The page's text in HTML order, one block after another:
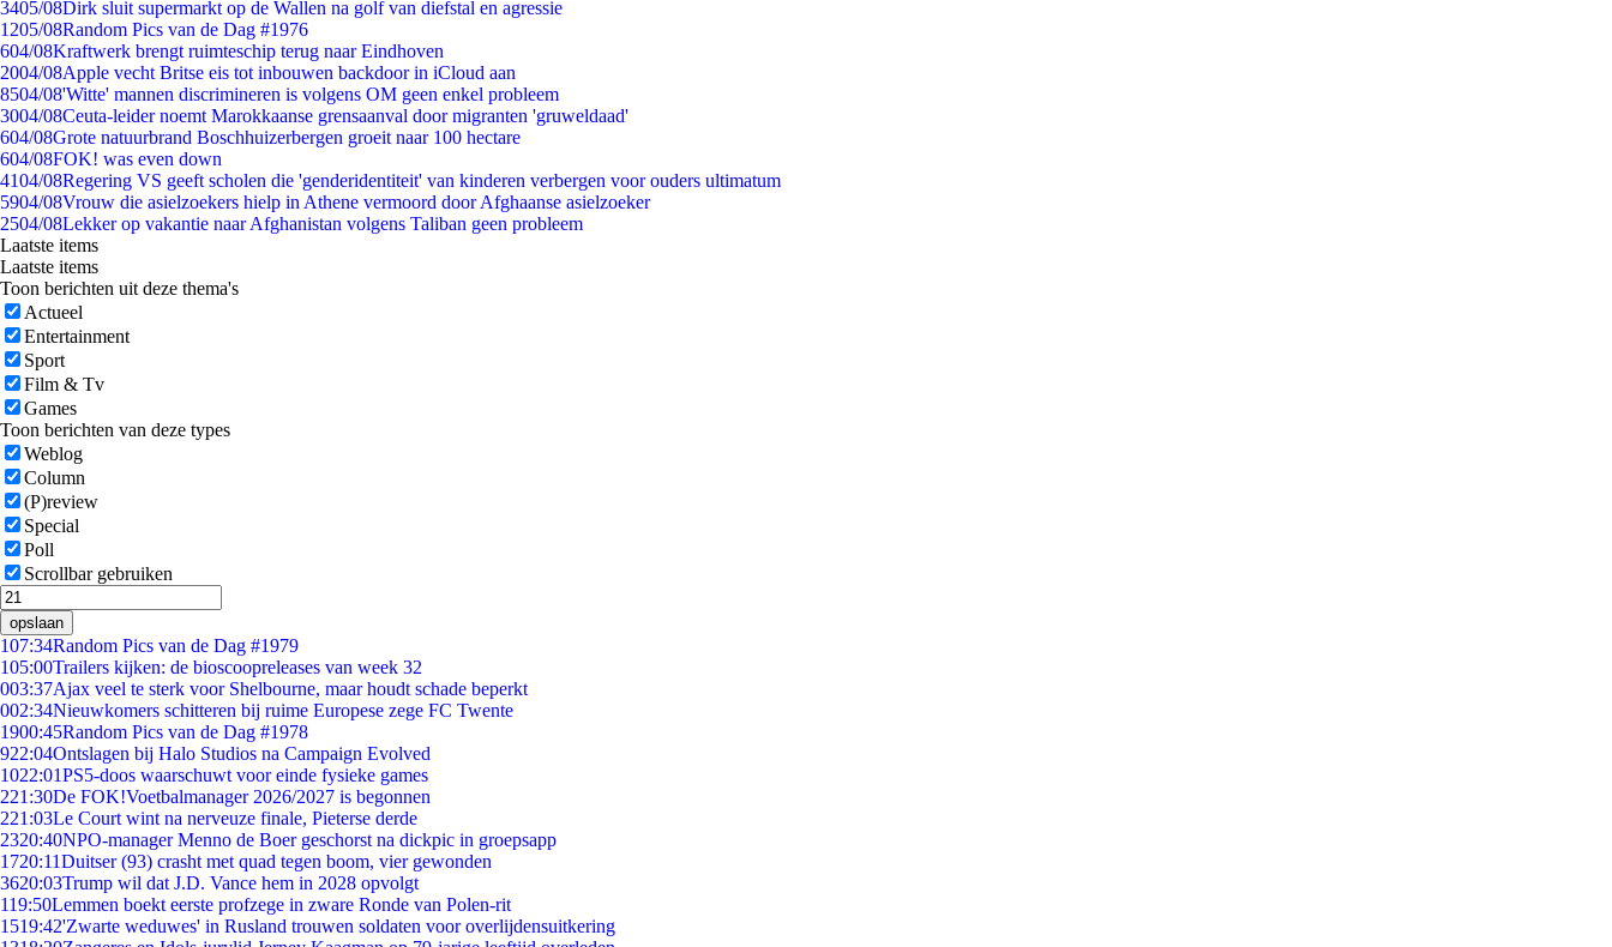
3405/08Dirk sluit supermarkt op de Wallen na golf van diefstal en agressie
1205/08Random Pics van de Dag #1976
604/08Kraftwerk brengt ruimteschip terug naar Eindhoven
2004/08Apple vecht Britse eis tot inbouwen backdoor in iCloud aan
8504/08'Witte' mannen discrimineren is volgens OM geen enkel probleem
3004/08Ceuta-leider noemt Marokkaanse grensaanval door migranten 'gruweldaad'
604/08Grote natuurbrand Boschhuizerbergen groeit naar 100 hectare
604/08FOK! was even down
4104/08Regering VS geeft scholen die 'genderidentiteit' van kinderen verbergen voor ouders ultimatum
5904/08Vrouw die asielzoekers hielp in Athene vermoord door Afghaanse asielzoeker
2504/08Lekker op vakantie naar Afghanistan volgens Taliban geen probleem
Laatste items
Laatste items
Toon berichten uit deze thema's
Actueel
Entertainment
Sport
Film & Tv
Games
Toon berichten van deze types
Weblog
Column
(P)review
Special
Poll
Scrollbar gebruiken
opslaan
107:34Random Pics van de Dag #1979
105:00Trailers kijken: de bioscoopreleases van week 32
003:37Ajax veel te sterk voor Shelbourne, maar houdt schade beperkt
002:34Nieuwkomers schitteren bij ruime Europese zege FC Twente
1900:45Random Pics van de Dag #1978
922:04Ontslagen bij Halo Studios na Campaign Evolved
1022:01PS5-doos waarschuwt voor einde fysieke games
221:30De FOK!Voetbalmanager 2026/2027 is begonnen
221:03Le Court wint na nerveuze finale, Pieterse derde
2320:40NPO-manager Menno de Boer geschorst na dickpic in groepsapp
1720:11Duitser (93) crasht met quad tegen boom, vier gewonden
3620:03Trump wil dat J.D. Vance hem in 2028 opvolgt
119:50Lemmen boekt eerste profzege in zware Ronde van Polen-rit
1519:42'Zwarte weduwes' in Rusland trouwen soldaten voor overlijdensuitkering